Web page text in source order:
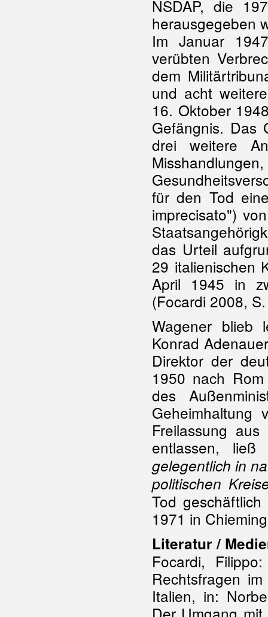
NSDAP, die
herausgegeben
Im Januar
verübten
dem
und acht
16. Oktober
Gefängnis. Das
drei weitere
für den Tod
imprecisato")
das Urteil
29 italienischen
April 1945 in
(Focardi 2008,
Wagener blieb
Konrad
Direktor der
1950 nach
des
Geheimhaltung
Freilassung
entlassen,
gelegentlich in
politischen
Tod
1971 in
Literatur /
Focardi,
Rechtsfragen
Italien, in: